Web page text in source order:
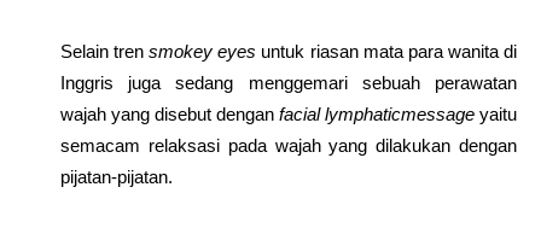
Selain trensmokey eyes untuk riasan mata para wanita di
Inggris juga sedang menggemari sebuah perawatan
wajah yang disebut dengan facial lymphaticmessage yaitu
semacam relaksasi pada wajah yang dilakukan dengan
pijatan-pijatan.